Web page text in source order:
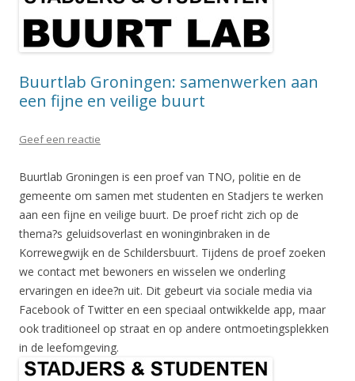
Buurtlab Groningen: samenwerken aan
een fijne en veilige buurt
Geef een reactie
Buurtlab Groningen is een proef van TNO, politie en de
gemeente om samen met studenten en Stadjers te werken
aan een fijne en veilige buurt. De proef richt zich op de
thema?s geluidsoverlast en woninginbraken in de
Korrewegwijk en de Schildersbuurt. Tijdens de proef zoeken
we contact met bewoners en wisselen we onderling
ervaringen en idee?n uit. Dit gebeurt via sociale media via
Facebook of Twitter en een speciaal ontwikkelde app, maar
ook traditioneel op straat en op andere ontmoetingsplekken
in de leefomgeving.